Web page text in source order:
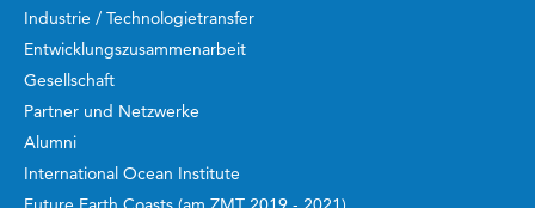
Industrie / Technologietransfer
Entwicklungszusammenarbeit
Gesellschaft
Partner und Netzwerke
Alumni
International Ocean Institute